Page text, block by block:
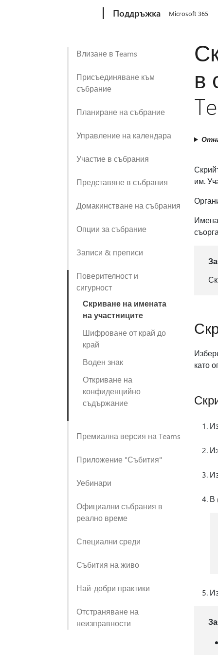
Поддръжка Microsoft 365
Влизане в Teams
Присъединяване към
събрание
Планиране на събрание
Управление на календара
Участие в събрания
Представяне в събрания
Домакинстване на събрания
Опции за събрание
Записи & преписи
Поверителност и
сигурност
Скриване на имената
на участниците
Шифроване от край до
край
Воден знак
Откриване на
конфиденцийно
съдържание
Премиална версия на Teams
Приложение "Събития"
Уебинари
Официални събрания в
реално време
Специални среди
Събития на живо
Най-добри практики
Отстраняване на
неизправности
в
им.
като
В